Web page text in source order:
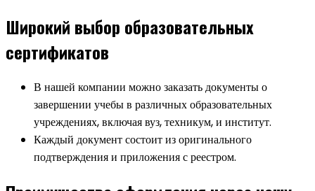
Широкий выбор образовательных
сертификатов
В нашей компании можно заказать документы о
завершении учебы в различных образовательных
учреждениях, включая вуз, техникум, и институт.
Каждый документ состоит из оригинального
подтверждения и приложения с реестром.